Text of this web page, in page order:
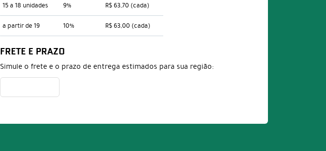
15 a 18 unidades 9% R$ 63,70 (cada)
a partir de 19 10% R$ 63,00 (cada)
FRETE E PRAZO
Simule o frete e o prazo de entrega estimados para sua região: